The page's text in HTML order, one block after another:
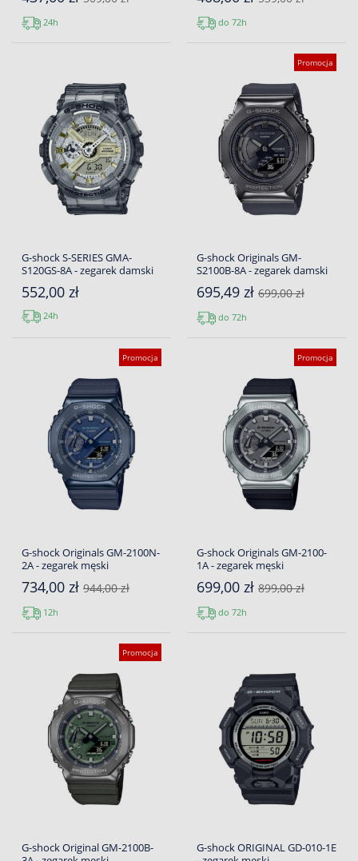
24h do 72h
G-shock S-SERIES GMA-
S120GS-8A - zegarek damski
552,00 zł
24h
Promocja
G-shock Originals GM-
S2100B-8A - zegarek damski
695,49 zł 699,00 zł
do 72h
Promocja
G-shock Originals GM-2100N-
2A - zegarek męski
734,00 zł 944,00 zł
12h
Promocja
G-shock Originals GM-2100-
1A - zegarek męski
699,00 zł 899,00 zł
do 72h
Promocja
G-shock Original GM-2100B-
G-shock ORIGINAL GD-010-1E